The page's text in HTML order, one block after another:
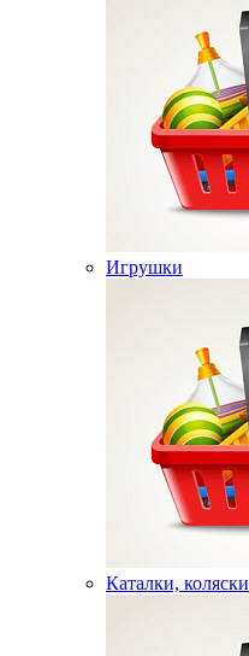
Игрушки
Каталки, коляски